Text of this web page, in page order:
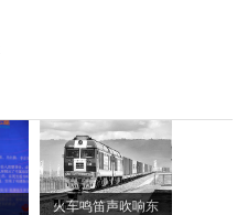
火车鸣笛声吹响东